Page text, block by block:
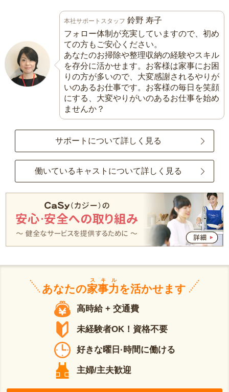
本社サポートスタッフ 鈴野 寿子
フォロー体制が充実していますので、初め
ての方もご安心ください。
あなたのお掃除や整理収納の経験やスキル
を存分に活かせます。お客様は家事にお困
りの方が多いので、大変感謝されるやりが
いのあるお仕事です。お客様の毎日を笑顔
にする、大変やりがいのあるお仕事を始め
ませんか？
サポートについて詳しく見る
働いているキャストについて詳しく見る
あなたの家事力
スキル
を活かせます
高時給 + 交通費
未経験者OK！資格不要
好きな曜日·時間に働ける
主婦/主夫歓迎